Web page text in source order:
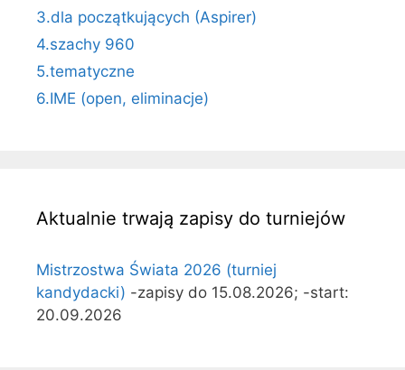
3.dla początkujących (Aspirer)
4.szachy 960
5.tematyczne
6.IME (open, eliminacje)
Aktualnie trwają zapisy do turniejów
Mistrzostwa Świata 2026 (turniej
kandydacki) -zapisy do 15.08.2026; -start:
20.09.2026